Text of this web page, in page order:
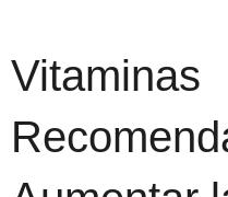
Vitaminas